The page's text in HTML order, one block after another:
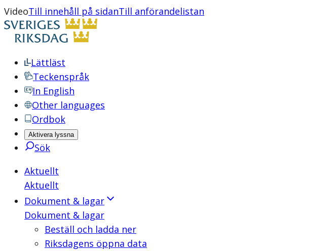
VideoTill innehåll på sidanTill anförandelistan
Lättläst
Teckenspråk
In English
Other languages
Ordbok
Aktivera lyssna
Sök
Aktuellt
Aktuellt
Dokument & lagar
Dokument & lagar
Beställ och ladda ner
Riksdagens öppna data